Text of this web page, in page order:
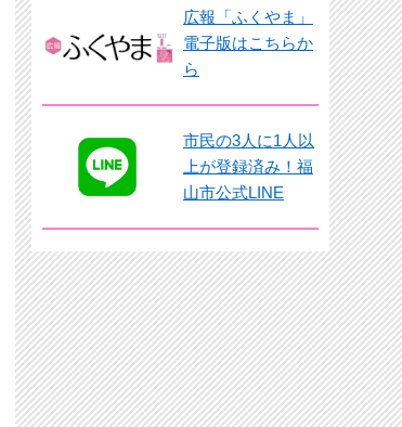
広報「ふくやま」
電子版はこちらか
ら
市民の3人に1人以
上が登録済み！福
山市公式LINE